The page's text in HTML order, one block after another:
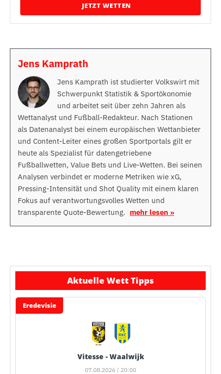
JETZT WETTEN
Jens Kamprath
Jens Kamprath ist studierter Volkswirt mit
Schwerpunkt Statistik & Sportökonomie
und arbeitet seit über zehn Jahren als
Wettanalyst und Fußball-Redakteur. Nach Stationen
als Datenanalyst bei einem europäischen Wettanbieter
und Content-Leiter eines großen Sportportals gilt er
heute als Spezialist für datengetriebene
Fußballwetten, Value Bets und Live-Wetten. Bei seinen
Analysen verbindet er moderne Metriken wie xG,
Pressing-Intensität und Shot Quality mit einem klaren
Fokus auf verantwortungsvolles Wetten und
transparente Quote-Bewertung. mehr lesen »
Aktuelle Wett Tipps
Eredevisie
Vitesse - Waalwijk
07.08.2026 | 20:00